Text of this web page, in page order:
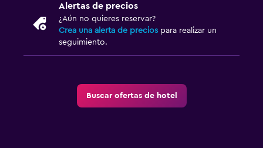
Alertas de precios
¿Aún no quieres reservar?
Crea una alerta de precios para realizar un
seguimiento.
Buscar ofertas de hotel